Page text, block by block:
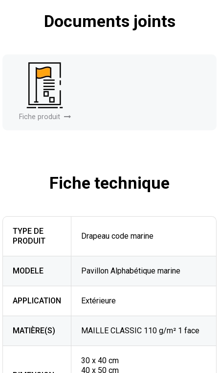
Documents joints
Fiche produit
Fiche technique
TYPE DE
PRODUIT
Drapeau code marine
MODELE Pavillon Alphabétique marine
APPLICATION Extérieure
MATIÈRE(S) MAILLE CLASSIC 110 g/m² 1 face
30 x 40 cm
40 x 50 cm